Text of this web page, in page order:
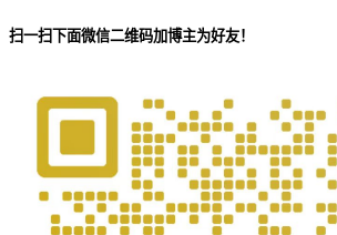
扫一扫下面微信二维码加博主为好友！